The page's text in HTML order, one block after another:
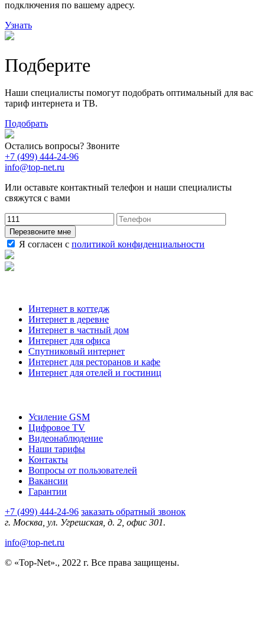
подключения по вашему адресу.
Узнать
Подберите
Наши специалисты помогут подобрать оптимальный для вас
тариф интернета и ТВ.
Подобрать
Остались вопросы? Звоните
+7 (499) 444-24-96
info@top-net.ru
Или оставьте контактный телефон и наши специалисты
свяжутся с вами
Перезвоните мне
Я согласен с политикой конфиденциальности
Интернет в коттедж
Интернет в деревне
Интернет в частный дом
Интернет для офиса
Спутниковый интернет
Интернет для ресторанов и кафе
Интернет для отелей и гостиниц
Усиление GSM
Цифровое TV
Видеонаблюдение
Наши тарифы
Контакты
Вопросы от пользователей
Вакансии
Гарантии
+7 (499) 444-24-96 заказать обратный звонок
г. Москва, ул. Угрешская, д. 2, офис 301.
info@top-net.ru
© «Top-Net»., 2022 г. Все права защищены.